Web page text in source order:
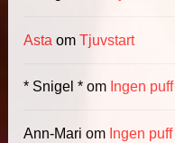
Asta omTjuvstart
* Snigel * om Ingen puff
Ann-Mari om Ingen puff